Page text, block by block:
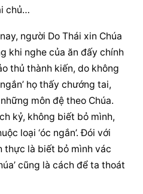
chủ…
người Do Thái xin Chúa
khi nghe của ăn đấy chính
thủ thành kiến, do không
họ thấy chướng tai,
môn đệ theo Chúa.
kỷ, không biết bỏ mình,
loại ‘óc ngắn’. Đói với
thực là biết bỏ mình vác
cũng là cách để ta thoát